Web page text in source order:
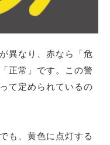
異なり、赤なら「危
正常」です。この警
て定められているの
も、黄色に点灯する